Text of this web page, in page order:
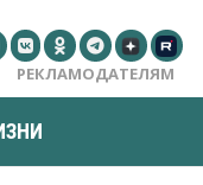
РЕКЛАМОДАТЕЛЯМ